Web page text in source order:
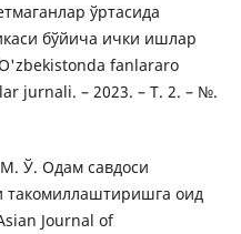
ўртасида
бўйича ички ишлар
fanlararo
jurnali. – 2023. – Т. 2. – №.
Ў. Одам савдоси
оид
Journal of